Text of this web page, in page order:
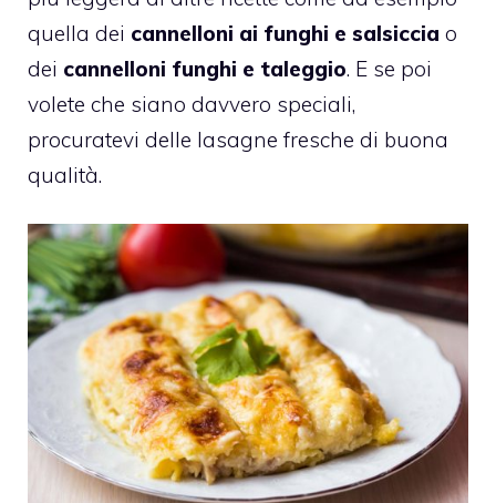
quella dei cannelloni ai funghi e salsiccia o
dei cannelloni funghi e taleggio. E se poi
volete che siano davvero speciali,
procuratevi delle lasagne fresche di buona
qualità.